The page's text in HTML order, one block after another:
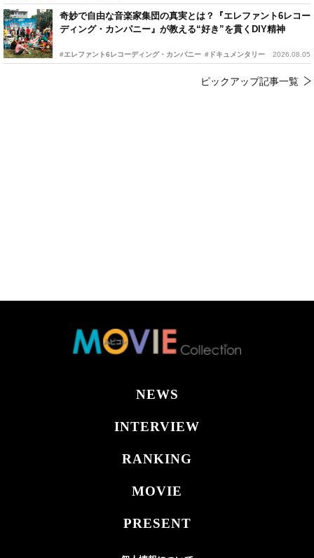
奇妙で自由な音楽家集団の真実とは？『エレファント6レコー
ディング・カンパニー』が教える“好き”を貫くDIY精神
#エレファント6レコーディング・カンパニー #ドキュメンタリー 2026.08.05
ピックアップ記事一覧
NEWS
INTERVIEW
RANKING
MOVIE
PRESENT